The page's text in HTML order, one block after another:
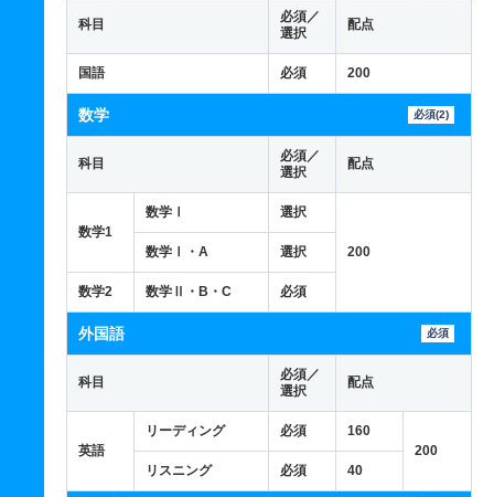
科目
必須／
選択
配点
国語 必須 200
数学 必須(2)
科目
必須／
選択
配点
数学1
数学Ⅰ 選択
200
数学Ⅰ・A 選択
数学2 数学Ⅱ・B・C 必須
外国語 必須
科目
必須／
選択
配点
英語
リーディング 必須
160
200
リスニング
必須 40